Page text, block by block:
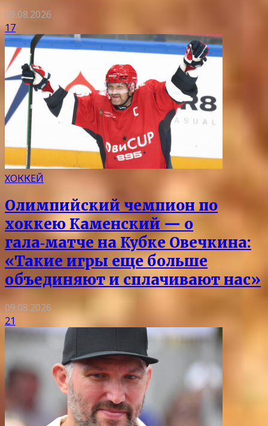
09.08.2026
17
ХОККЕЙ
Олимпийский чемпион по
хоккею Каменский — о
гала‑матче на Кубке Овечкина:
«Такие игры еще больше
объединяют и сплачивают нас»
09.08.2026
21